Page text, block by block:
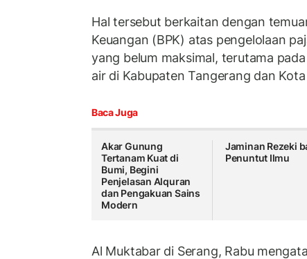
Hal tersebut berkaitan dengan
Keuangan (BPK) atas pengelolaan
yang belum maksimal, terutama
air di Kabupaten Tangerang dan
Baca Juga
Akar Gunung
Tertanam Kuat di
Bumi, Begini
Penjelasan Alquran
dan Pengakuan Sains
Modern
Jaminan Rezeki
Penuntut Ilmu
Al Muktabar di Serang, Rabu